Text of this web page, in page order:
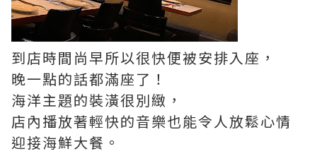
到店時間尚早所以很快便被安排入座，
晚一點的話都滿座了！
海洋主題的裝潢很別緻，
店內播放著輕快的音樂也能令人放鬆心情
迎接海鮮大餐。